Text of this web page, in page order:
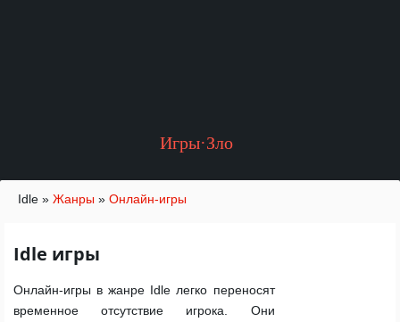
Игры·Зло
Idle » Жанры » Онлайн-игры
Idle игры
Онлайн-игры в жанре Idle легко переносят
временное отсутствие игрока. Они